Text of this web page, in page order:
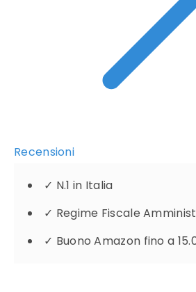
Recensioni
✓ N.1 in Italia
✓ Regime Fiscale
✓ Buono Amazon fino a